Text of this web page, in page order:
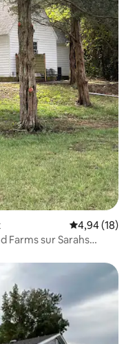
Note
4,94 (18)
Farms sur Sarahs
plus aimés